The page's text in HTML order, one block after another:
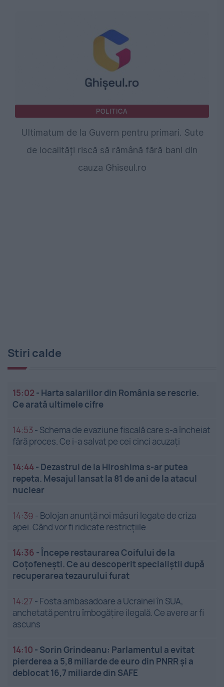
POLITICA
Ultimatum de la Guvern pentru primari. Sute
de localități riscă să rămână fără bani din
cauza Ghiseul.ro
Stiri calde
15:02 - Harta salariilor din România se rescrie.
Ce arată ultimele cifre
14:53 - Schema de evaziune fiscală care s-a încheiat
fără proces. Ce i-a salvat pe cei cinci acuzați
14:44- Dezastrul de la Hiroshima s-ar putea
repeta. Mesajul lansat la 81 de ani de la atacul
nuclear
14:39 - Bolojan anunță noi măsuri legate de criza
apei. Când vor fi ridicate restricțiile
14:36 -Începe restaurarea Coifului de la
Coțofenești. Ce au descoperit specialiștii după
recuperarea tezaurului furat
14:27 - Fosta ambasadoare a Ucrainei în SUA,
anchetată pentru îmbogățire ilegală. Ce avere ar fi
ascuns
14:10 - Sorin Grindeanu: Parlamentul a evitat
pierderea a 5,8 miliarde de euro din PNRR și a
deblocat 16,7 miliarde din SAFE